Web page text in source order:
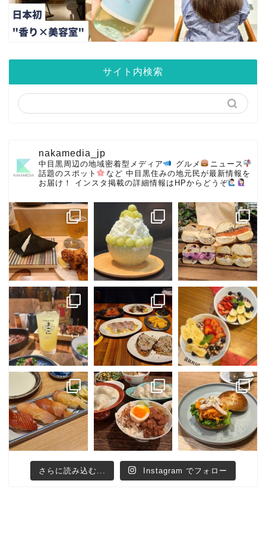
サイト内検索
nakamedia_jp
中目黒周辺の地域密着型メディア グルメ
ニュース
話題のスポット
など 中目黒住みの地元民が最新情報を
お届け！
インスタ掲載の詳細情報はHPからどうぞ
さらに読み込む... Instagram でフォロー